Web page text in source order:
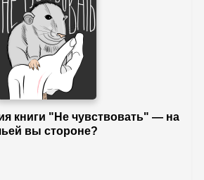
книги "Не чувствовать" — на
вы стороне?